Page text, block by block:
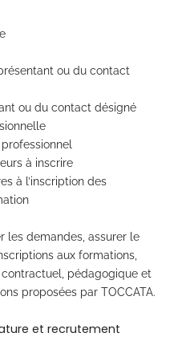
ou du contact
ou du contact désigné
à inscrire
à l’inscription des
les demandes, assurer le
aux formations,
pédagogique et
proposées par TOCCATA.
et recrutement